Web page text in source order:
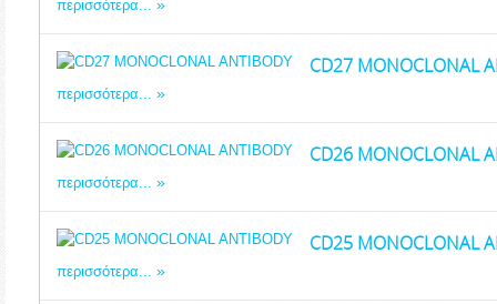
περισσότερα...
CD27 MONOCLONAL
περισσότερα...
CD26 MONOCLONAL
περισσότερα...
CD25 MONOCLONAL
περισσότερα...